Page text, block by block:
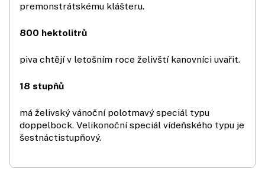
premonstrátskému klášteru.
800 hektolitrů
piva chtějí v letošním roce želivští kanovníci uvařit.
18 stupňů
má želivský vánoční polotmavý speciál typu
doppelbock. Velikonoční speciál vídeňského typu je
šestnáctistupňový.